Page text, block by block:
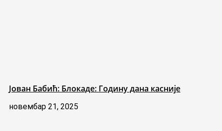
Јован Бабић: Блокаде: Годину дана касније
новембар 21, 2025